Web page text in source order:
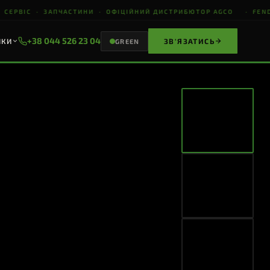
СЕРВІС · ЗАПЧАСТИНИ · ОФІЦІЙНИЙ ДИСТРИБЮТОР AGCO ·
+38 044 526 23 04 GREEN ЗВ'ЯЗАТИСЬ
178+ моделей